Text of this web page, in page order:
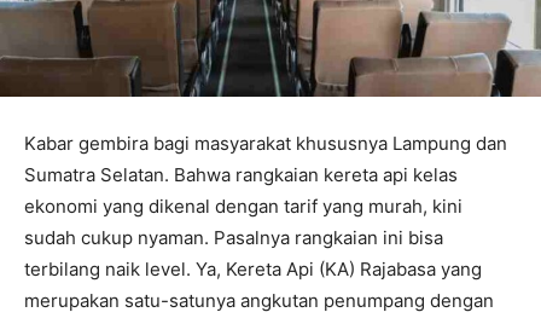
Kabar gembira bagi masyarakat khususnya Lampung dan
Sumatra Selatan. Bahwa rangkaian kereta api kelas
ekonomi yang dikenal dengan tarif yang murah, kini
sudah cukup nyaman. Pasalnya rangkaian ini bisa
terbilang naik level. Ya, Kereta Api (KA) Rajabasa yang
merupakan satu-satunya angkutan penumpang dengan